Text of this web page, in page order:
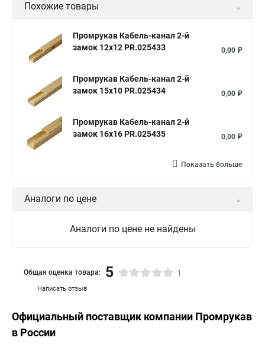
Похожие товары
Промрукав Кабель-канал 2-й
замок 12х12 PR.025433
0,00 ₽
Промрукав Кабель-канал 2-й
замок 15х10 PR.025434
0,00 ₽
Промрукав Кабель-канал 2-й
замок 16х16 PR.025435
0,00 ₽
Показать больше
Аналоги по цене
Аналоги по цене не найдены
Написать отзыв
Общая оценка товара: 5 1
Официальный поставщик компании Промрукав
в России